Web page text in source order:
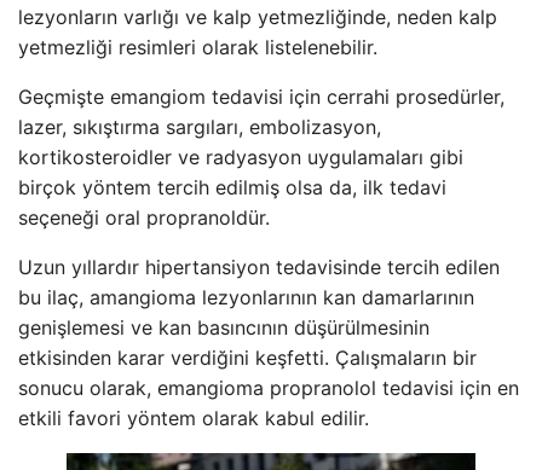
lezyonların varlığı ve kalp yetmezliğinde, neden kalp
yetmezliği resimleri olarak listelenebilir.
Geçmişte emangiom tedavisi için cerrahi prosedürler,
lazer, sıkıştırma sargıları, embolizasyon,
kortikosteroidler ve radyasyon uygulamaları gibi
birçok yöntem tercih edilmiş olsa da, ilk tedavi
seçeneği oral propranoldür.
Uzun yıllardır hipertansiyon tedavisinde tercih edilen
bu ilaç, amangioma lezyonlarının kan damarlarının
genişlemesi ve kan basıncının düşürülmesinin
etkisinden karar verdiğini keşfetti. Çalışmaların bir
sonucu olarak, emangioma propranolol tedavisi için en
etkili favori yöntem olarak kabul edilir.